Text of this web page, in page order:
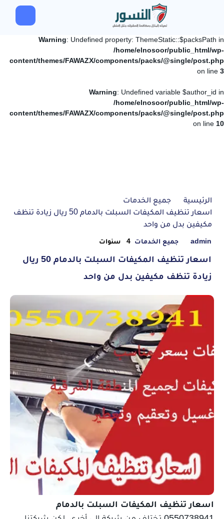
Warning: Undefined property: ThemeStatic::$packsPath in
/home/elnosoor/public_html/wp-
content/themes/FAWAZX/components/packs/@single/post.php
on line 3
Warning: Undefined variable $author_id in
/home/elnosoor/public_html/wp-
content/themes/FAWAZX/components/packs/@single/post.php
on line 10
الرئيسية
جميع الخدمات
اسعار تنظيف المكيفات السبلت بالدمام 50 ريال زيادة تنظف
مكيفين بدل من واحد
admin جميع الخدمات 4 سنوات
اسعار تنظيف المكيفات السبلت بالدمام 50 ريال
زيادة تنظف مكيفين بدل من واحد
اسعار تنظيف المكيفات السبلت بالدمام